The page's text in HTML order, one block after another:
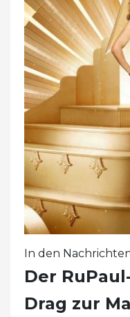
In den
Der
Drag zur